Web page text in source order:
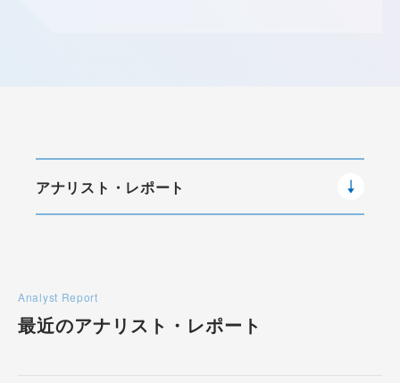
アナリスト・レポート
Analyst Report
最近のアナリスト・ レポート